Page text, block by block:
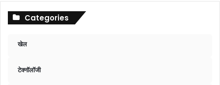
Categories
खेल
टेक्नॉलॉजी